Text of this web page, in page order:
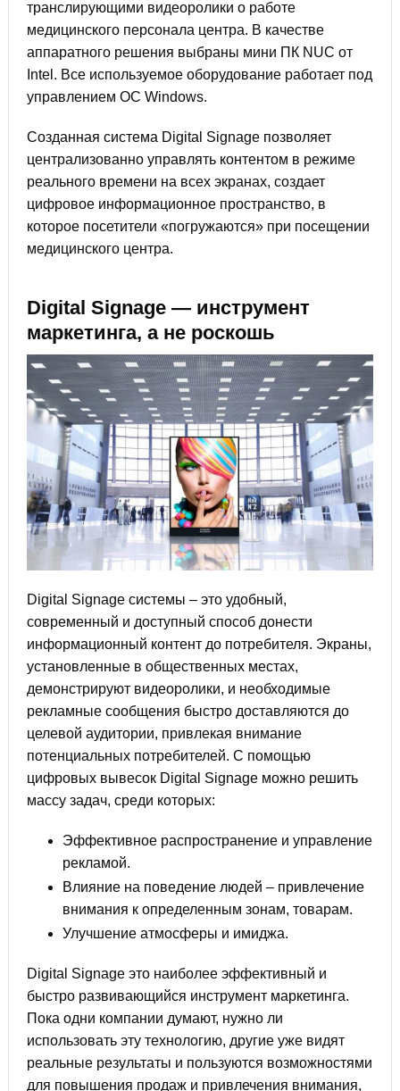
транслирующими видеоролики о работе
медицинского персонала центра. В качестве
аппаратного решения выбраны мини ПК NUC от
Intel. Все используемое оборудование работает под
управлением ОС Windows.
Созданная система Digital Signage позволяет
централизованно управлять контентом в режиме
реального времени на всех экранах, создает
цифровое информационное пространство, в
которое посетители «погружаются» при посещении
медицинского центра.
Digital Signage — инструмент
маркетинга, а не роскошь
Digital Signage системы – это удобный,
современный и доступный способ донести
информационный контент до потребителя. Экраны,
установленные в общественных местах,
демонстрируют видеоролики, и необходимые
рекламные сообщения быстро доставляются до
целевой аудитории, привлекая внимание
потенциальных потребителей. С помощью
цифровых вывесок Digital Signage можно решить
массу задач, среди которых:
Эффективное распространение и управление
рекламой.
Влияние на поведение людей – привлечение
внимания к определенным зонам, товарам.
Улучшение атмосферы и имиджа.
Digital Signage это наиболее эффективный и
быстро развивающийся инструмент маркетинга.
Пока одни компании думают, нужно ли
использовать эту технологию, другие уже видят
реальные результаты и пользуются возможностями
для повышения продаж и привлечения внимания,